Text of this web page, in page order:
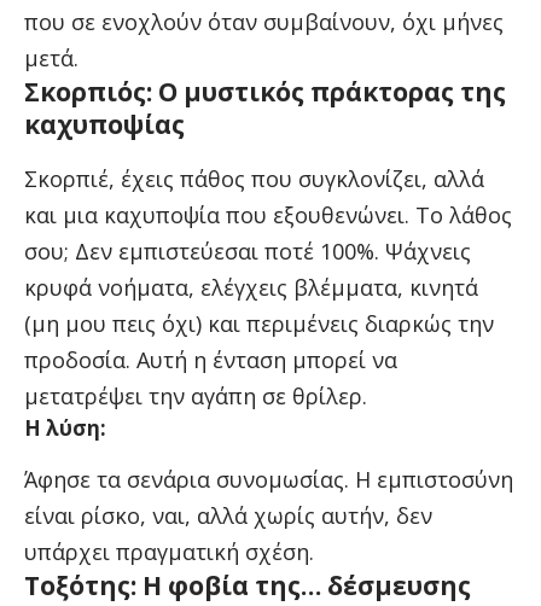
που σε ενοχλούν όταν συμβαίνουν, όχι μήνες
μετά.
Σκορπιός: Ο μυστικός πράκτορας της
καχυποψίας
Σκορπιέ, έχεις πάθος που συγκλονίζει, αλλά
και μια καχυποψία που εξουθενώνει. Το λάθος
σου; Δεν εμπιστεύεσαι ποτέ 100%. Ψάχνεις
κρυφά νοήματα, ελέγχεις βλέμματα, κινητά
(μη μου πεις όχι) και περιμένεις διαρκώς την
προδοσία. Αυτή η ένταση μπορεί να
μετατρέψει την αγάπη σε θρίλερ.
Η λύση:
Άφησε τα σενάρια συνομωσίας. Η εμπιστοσύνη
είναι ρίσκο, ναι, αλλά χωρίς αυτήν, δεν
υπάρχει πραγματική σχέση.
Τοξότης: Η φοβία της… δέσμευσης